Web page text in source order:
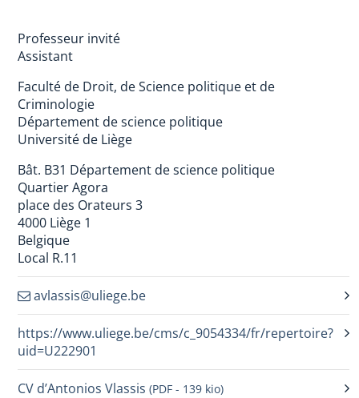
Professeur invité
Assistant
Faculté de Droit, de Science politique et de
Criminologie
Département de science politique
Université de Liège
Bât. B31 Département de science politique
Quartier Agora
place des Orateurs 3
4000 Liège 1
Belgique
Local R.11
avlassis@uliege.be
https://www.uliege.be/cms/c_9054334/fr/repertoire?
uid=U222901
CV d’Antonios Vlassis (PDF - 139 kio)